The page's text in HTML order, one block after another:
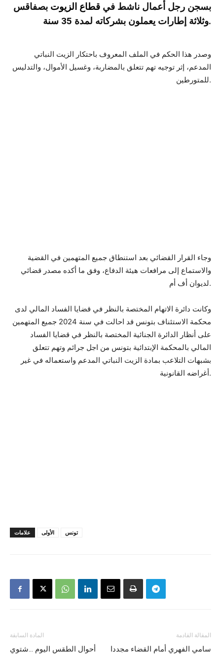
بسجن رجل أعمال ناشط في قطاع الزيوت بصفاقس
وثلاثة إطارات يعملون بشركاته لمدة 35 سنة.
وصدر هذا الحكم في الملف المعروف باحتكار الزيت النباتي
المدعم، إثر توجيه تهم تتعلق بالمضاربة، وغسيل الأموال، والتدليس
للمتورطين.
وجاء القرار القضائي بعد استنطاق جميع المتهمين في القضية
والاستماع إلى مرافعات هيئة الدفاع، وفق ما أكده مصدر قضائي
لديوان أف أم.
وكانت دائرة الاتهام المختصة بالنظر في قضايا الفساد المالي لدى
محكمة الاستئناف بتونس قد احالت في سنة 2024 جميع المتهمين
على أنظار الدائرة الجنائية المختصة بالنظر في قضايا الفساد
المالي بالمحكمة الإبتدائية بتونس من اجل جرائم وتهم تتعلق
بشبهات التلاعب بمادة الزيت النباتي المدعم واستعماله في غير
أغراضه القانونية.
علامات الأولى تونس
المادة السابقة
أحوال الطقس اليوم …شتوي
المقالة القادمة
سامي الفهري أمام القضاء مجددا